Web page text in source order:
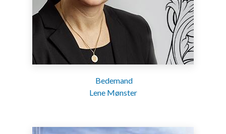
Bedemand
Lene Mønster